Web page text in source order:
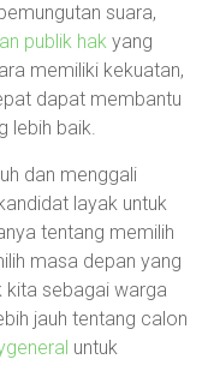
suara,
publik hak yang
memiliki kekuatan,
dapat membantu
lebih baik.
dan menggali
layak untuk
tentang memilih
masa depan yang
kita sebagai warga
jauh tentang calon
untuk